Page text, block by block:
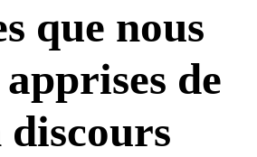
que nous
de
discours